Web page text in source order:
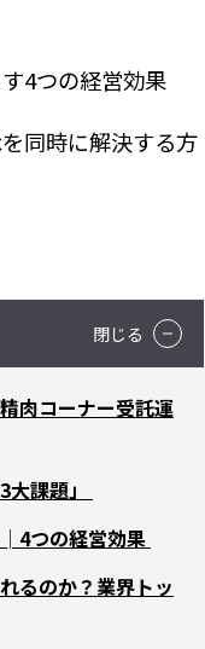
4つの経営効果
同時に解決する方
肉コーナー受託運
課題」
つの経営効果
るのか？業界トッ